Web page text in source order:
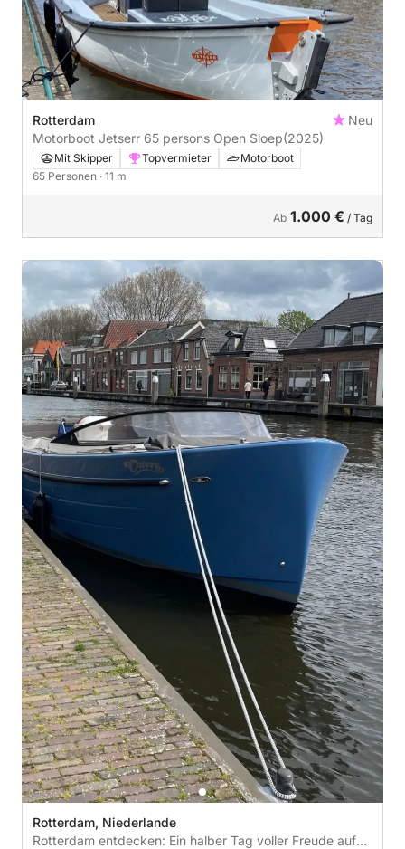
Rotterdam
Neu
Motorboot Jetserr 65 persons Open Sloep(2025)
Mit Skipper Topvermieter
Motorboot
65 Personen · 11 m
Ab 1.000 € / Tag
Rotterdam, Niederlande
Rotterdam entdecken: Ein halber Tag voller Freude auf